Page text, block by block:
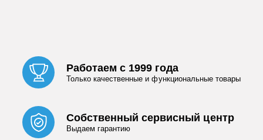
Работаем с 1999 года
Только качественные и функциональные товары
Собственный сервисный центр
Выдаем гарантию